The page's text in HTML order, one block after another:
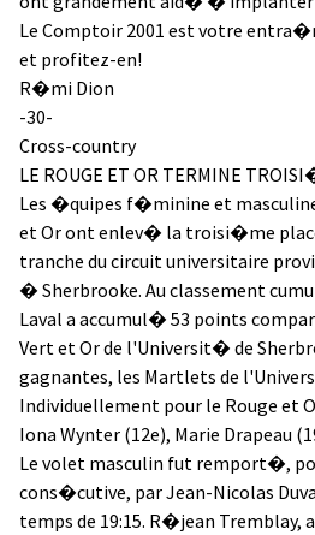
Le Comptoir 2001 est votre
et profitez-en!
R�mi Dion
-30-
Cross-country
LE ROUGE ET OR TERMINE
Les �quipes f�minine et
et Or ont enlev� la troisi�me
tranche du circuit universitaire
� Sherbrooke. Au classement
Laval a accumul� 53 points
Vert et Or de l'Universit� de
gagnantes, les Martlets de
Individuellement pour le Rouge et
Iona Wynter (12e), Marie Drapeau
Le volet masculin fut remport�,
cons�cutive, par Jean-Nicolas
temps de 19:15. R�jean